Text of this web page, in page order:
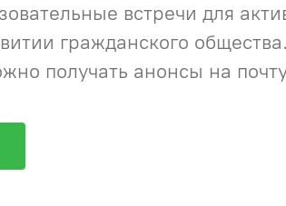
встречи для
гражданского
получать анонсы на